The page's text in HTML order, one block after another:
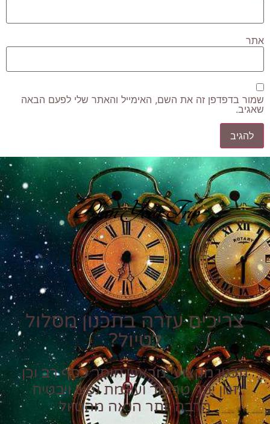
אתר
שמור בדפדפן זה את השם, האימייל והאתר שלי לפעם הבאה
שאגיב.
Plan Your Trip
צריכים עזרה בתכנון מסלול
לטיול?
תכנון מקצועי מראש חוסך כסף רב וכן
זמן יקר טרטור ועוגמת נפש ויבטיח
הרבה יותר הנאה מהטיול